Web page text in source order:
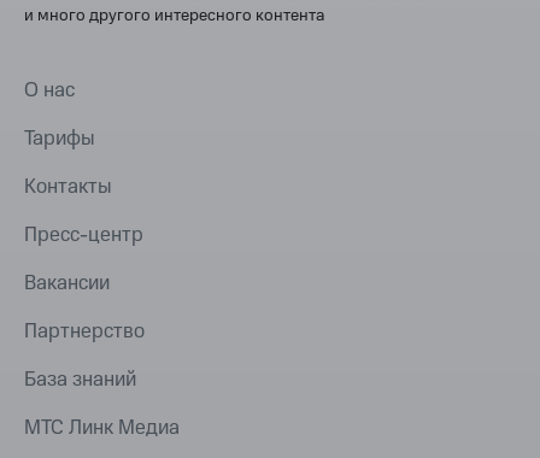
и много другого интересного контента
О нас
Тарифы
Контакты
Пресс-центр
Вакансии
Партнерство
База знаний
МТС Линк Медиа